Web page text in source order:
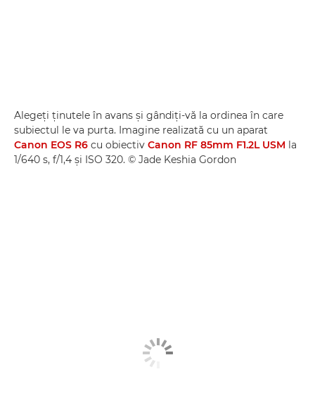
Alegeţi ţinutele în avans şi gândiţi-vă la ordinea în care
subiectul le va purta. Imagine realizată cu un aparat
Canon EOS R6 cu obiectiv Canon RF 85mm F1.2L USM la
1/640 s, f/1,4 şi ISO 320. © Jade Keshia Gordon